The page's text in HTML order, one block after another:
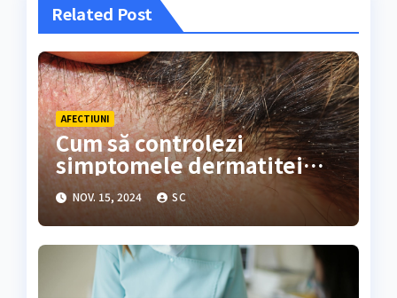
Related Post
AFECTIUNI
Cum să controlezi
simptomele dermatitei
seboreice cu o rutină
simplă?
NOV. 15, 2024 SC